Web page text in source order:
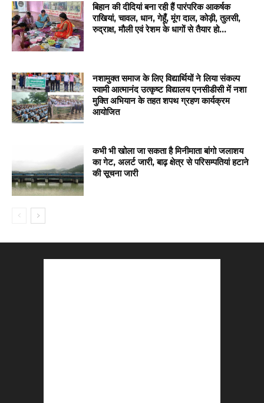
बिहान की दीदियां बना रही हैं पारंपरिक आकर्षक
राखियां, चावल, धान, गेहूँ, मूंग दाल, कोड़ी, तुलसी,
रुद्राक्ष, मौली एवं रेशम के धागों से तैयार हो...
नशामुक्त समाज के लिए विद्यार्थियों ने लिया संकल्प
स्वामी आत्मानंद उत्कृष्ट विद्यालय एनसीडीसी में नशा
मुक्ति अभियान के तहत शपथ ग्रहण कार्यक्रम
आयोजित
कभी भी खोला जा सकता है मिनीमाता बांगो जलाशय
का गेट, अलर्ट जारी, बाढ़ क्षेत्र से परिसम्पतियां हटाने
की सूचना जारी